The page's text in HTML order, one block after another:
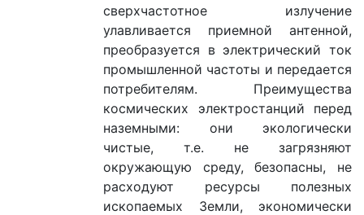
сверхчастотное излучение
улавливается приемной антенной,
преобразуется в электрический ток
промышленной частоты и передается
потребителям. Преимущества
космических электростанций перед
наземными: они экологически
чистые, т.е. не загрязняют
окружающую среду, безопасны, не
расходуют ресурсы полезных
ископаемых Земли, экономически